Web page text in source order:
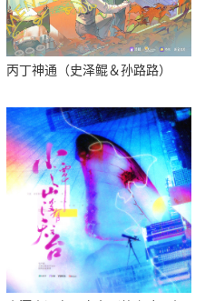
丙丁神通（史泽鲲＆孙路路）